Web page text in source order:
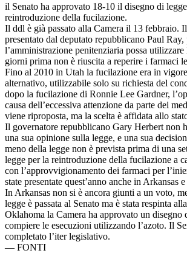
il Senato ha approvato 18-10 il disegno di
reintroduzione della fucilazione.
Il ddl è già passato alla Camera il 13 febbraio.
presentato dal deputato repubblicano Paul Ray,
l’amministrazione penitenziaria possa
giorni prima non è riuscita a reperire i farmaci
Fino al 2010 in Utah la fucilazione era in
alternativo, utilizzabile solo su richiesta del
dopo la fucilazione di Ronnie Lee Gardner,
causa dell’eccessiva attenzione da parte dei
viene riproposta, ma la scelta è affidata allo
Il governatore repubblicano Gary Herbert non
una sua opinione sulla legge, e una sua
meno della legge non è prevista prima di una
legge per la reintroduzione della fucilazione a
con l’approvvigionamento dei farmaci per
state presentate quest’anno anche in Arkansas
In Arkansas non si è ancora giunti a un voto,
legge è passata al Senato ma è stata respinta
Oklahoma la Camera ha approvato un disegno
compiere le esecuzioni utilizzando l’azoto. Il
completato l’iter legislativo.
— FONTI